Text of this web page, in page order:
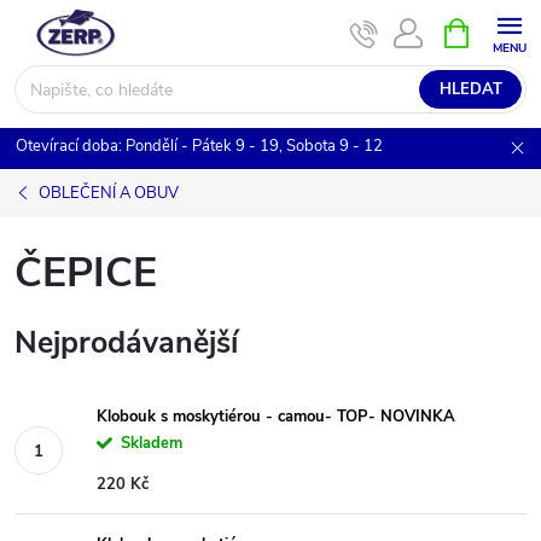
obsah
HLEDAT
NÁKUPNÍ
KOŠÍK
Otevírací doba: Pondělí - Pátek 9 - 19, Sobota 9 - 12
OBLEČENÍ A OBUV
ČEPICE
Nejprodávanější
Klobouk s moskytiérou - camou- TOP- NOVINKA
Skladem
220 Kč